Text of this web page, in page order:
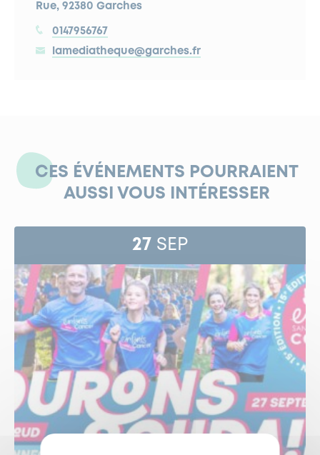
Rue, 92380 Garches
0147956767
lamediatheque@garches.fr
CES ÉVÉNEMENTS POURRAIENT
AUSSI VOUS INTÉRESSER
27 SEP